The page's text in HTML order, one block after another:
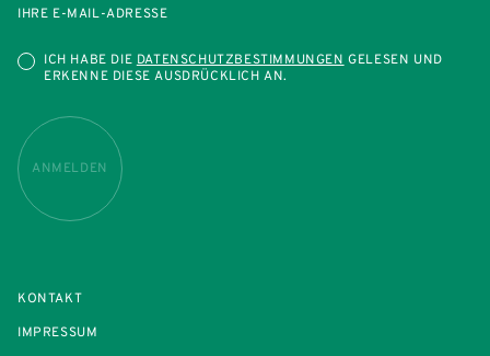
IHRE E-MAIL-ADRESSE
ICH HABE DIEDATENSCHUTZBESTIMMUNGENGELESEN UND
ERKENNE DIESE AUSDRÜCKLICH AN.
ANMELDEN
KONTAKT
IMPRESSUM